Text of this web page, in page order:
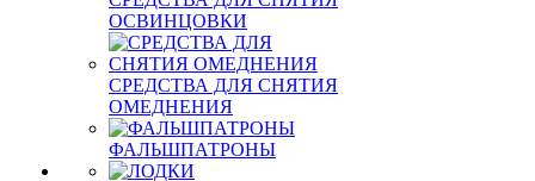
ОСВИНЦОВКИ
СРЕДСТВА ДЛЯ СНЯТИЯ
ОМЕДНЕНИЯ
ФАЛЬШПАТРОНЫ